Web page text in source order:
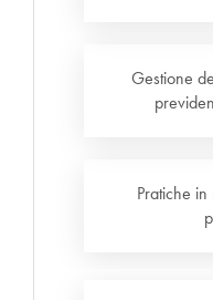
Gestione
Pratiche